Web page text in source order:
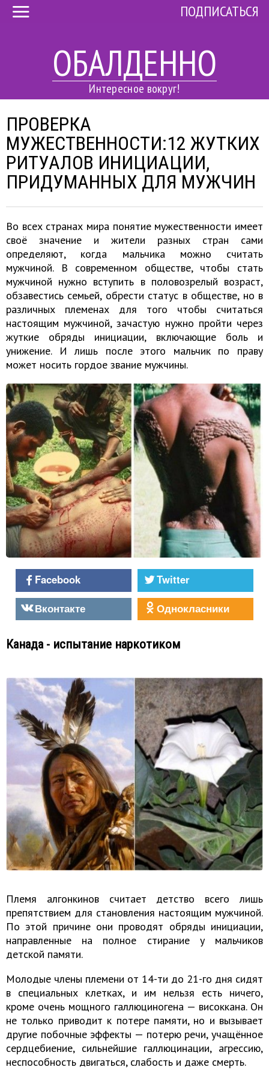
ОБАЛДЕННО
Интересное вокруг!
ПОДПИСАТЬСЯ
ПРОВЕРКА
МУЖЕСТВЕННОСТИ:12 ЖУТКИХ
РИТУАЛОВ ИНИЦИАЦИИ,
ПРИДУМАННЫХ ДЛЯ МУЖЧИН
Во всех странах мира понятие мужественности имеет
своё значение и жители разных стран сами
определяют, когда мальчика можно считать
мужчиной. В современном обществе, чтобы стать
мужчиной нужно вступить в половозрелый возраст,
обзавестись семьей, обрести статус в обществе, но в
различных племенах для того чтобы считаться
настоящим мужчиной, зачастую нужно пройти через
жуткие обряды инициации, включающие боль и
унижение. И лишь после этого мальчик по праву
может носить гордое звание мужчины.
Facebook
Twitter
Вконтакте
Однокласники
Канада - испытание наркотиком
Племя алгонкинов считает детство всего лишь
препятствием для становления настоящим мужчиной.
По этой причине они проводят обряды инициации,
направленные на полное стирание у мальчиков
детской памяти.
Молодые члены племени от 14-ти до 21-го дня сидят
в специальных клетках, и им нельзя есть ничего,
кроме очень мощного галлюциногена — високкана. Он
не только приводит к потере памяти, но и вызывает
другие побочные эффекты — потерю речи, учащённое
сердцебиение, сильнейшие галлюцинации, агрессию,
неспособность двигаться, слабость и даже смерть.